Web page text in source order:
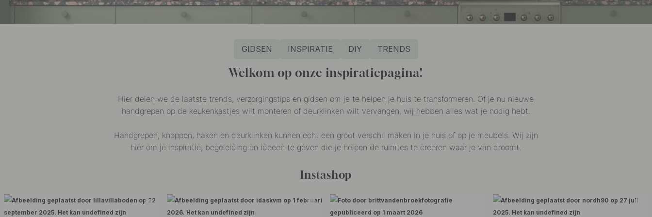
GIDSEN INSPIRATIE DIY TRENDS
Welkom op onze inspiratiepagina!
Hier delen we de laatste trends, verzorgingstips en gidsen om je te helpen je huis te transformeren. Of je nu nieuwe
handgrepen op de keukenkastjes wilt monteren of deurklinken wilt vervangen, wij hebben alles wat je nodig hebt.
Handgrepen, knoppen, haken en deurklinken kunnen echt een groot verschil maken in je huis of op je meubels. Wij zijn
hier om je inspiratie, begeleiding en ideeën te geven die je helpen de ruimtes te creëren waar je van droomt.
Instashop